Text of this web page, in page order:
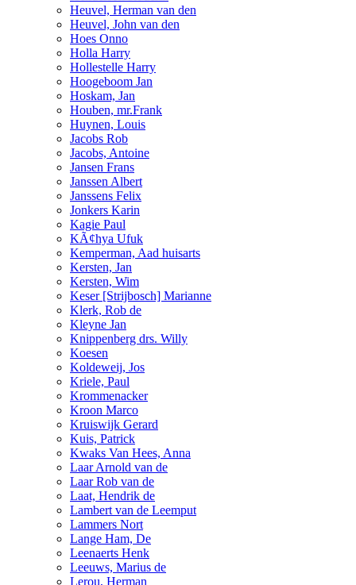
Heuvel, Herman van den
Heuvel, John van den
Hoes Onno
Holla Harry
Hollestelle Harry
Hoogeboom Jan
Hoskam, Jan
Houben, mr.Frank
Huynen, Louis
Jacobs Rob
Jacobs, Antoine
Jansen Frans
Janssen Albert
Janssens Felix
Jonkers Karin
Kagie Paul
KÃ¢hya Ufuk
Kemperman, Aad huisarts
Kersten, Jan
Kersten, Wim
Keser [Strijbosch] Marianne
Klerk, Rob de
Kleyne Jan
Knippenberg drs. Willy
Koesen
Koldeweij, Jos
Kriele, Paul
Krommenacker
Kroon Marco
Kruiswijk Gerard
Kuis, Patrick
Kwaks Van Hees, Anna
Laar Arnold van de
Laar Rob van de
Laat, Hendrik de
Lambert van de Leemput
Lammers Nort
Lange Ham, De
Leenaerts Henk
Leeuws, Marius de
Lerou, Herman